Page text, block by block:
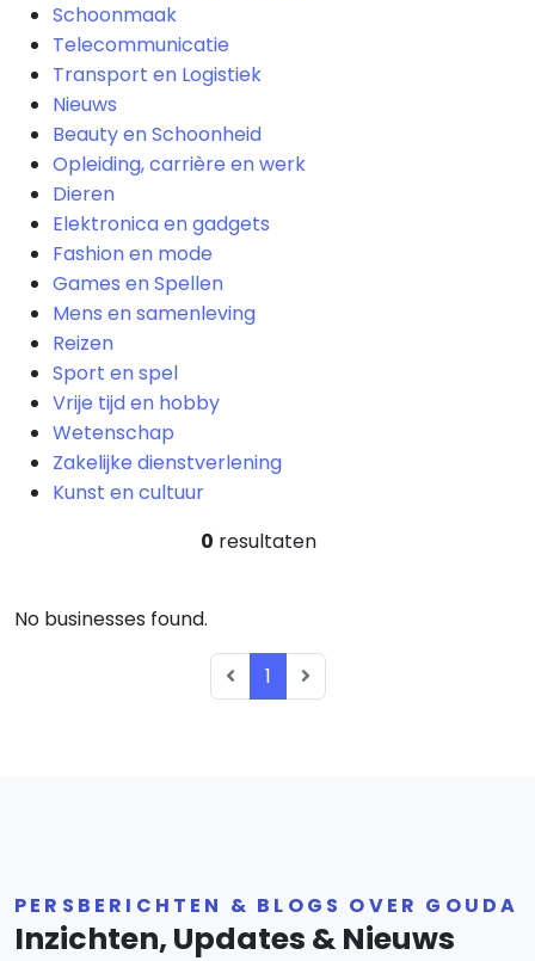
Schoonmaak
Telecommunicatie
Transport en Logistiek
Nieuws
Beauty en Schoonheid
Opleiding, carrière en werk
Dieren
Elektronica en gadgets
Fashion en mode
Games en Spellen
Mens en samenleving
Reizen
Sport en spel
Vrije tijd en hobby
Wetenschap
Zakelijke dienstverlening
Kunst en cultuur
0 resultaten
No businesses found.
1
PERSBERICHTEN & BLOGS OVER GOUDA
Inzichten, Updates & Nieuws